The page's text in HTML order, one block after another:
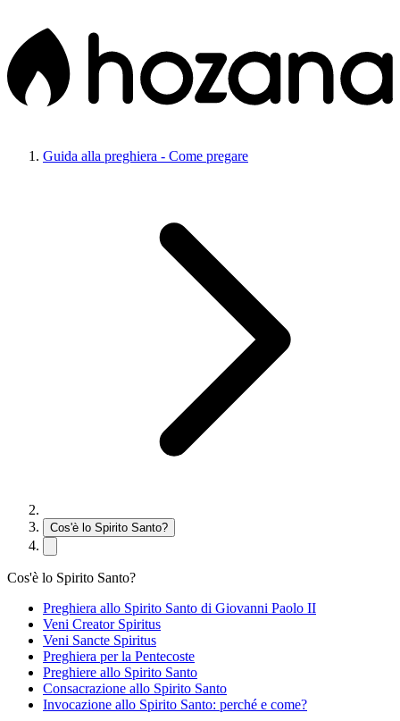
Guida alla preghiera - Come pregare
Cos'è lo Spirito Santo?
Cos'è lo Spirito Santo?
Preghiera allo Spirito Santo di Giovanni Paolo II
Veni Creator Spiritus
Veni Sancte Spiritus
Preghiera per la Pentecoste
Preghiere allo Spirito Santo
Consacrazione allo Spirito Santo
Invocazione allo Spirito Santo: perché e come?